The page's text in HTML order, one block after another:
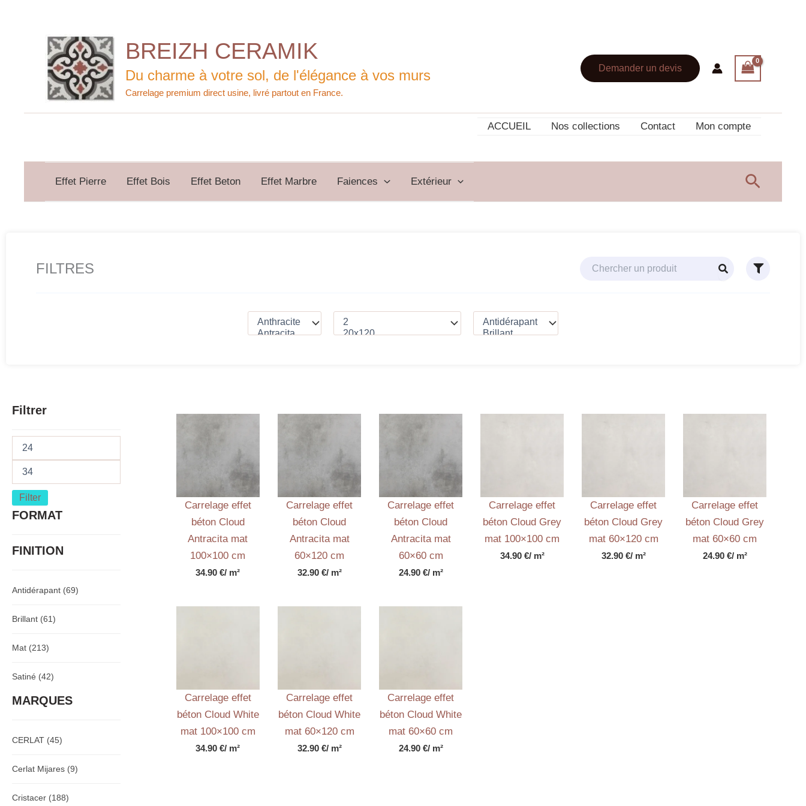
BREIZH CERAMIK
Du charme à votre sol, de l'élégance à vos murs Demander un devis
ACCUEIL Nos collections Contact Mon compte
Effet Pierre Effet Bois Effet Beton Effet Marbre Faiences Extérieur
FILTRES
Filtrer
Filter
FORMAT
FINITION
Antidérapant (69)
Brillant (61)
Mat (213)
Satiné (42)
MARQUES
CERLAT (45)
Cerlat Mijares (9)
Cristacer (188)
Carrelage effet
béton Cloud
Antracita mat
100×100 cm
34.90€/ m²
Carrelage effet
béton Cloud
Antracita mat
60×120 cm
32.90 €/ m²
Carrelage effet
béton Cloud
Antracita mat
60×60 cm
24.90 €/ m²
Carrelage effet
béton Cloud Grey
mat 100×100 cm
34.90 €/ m²
Carrelage effet
béton Cloud Grey
mat 60×120 cm
32.90 €/ m²
Carrelage effet
béton Cloud Grey
mat 60×60 cm
24.90 €/ m²
Carrelage effet
béton Cloud White
mat 100×100 cm
34.90€/ m²
Carrelage effet
béton Cloud White
mat 60×120 cm
32.90 €/ m²
Carrelage effet
béton Cloud White
mat 60×60 cm
24.90 €/ m²